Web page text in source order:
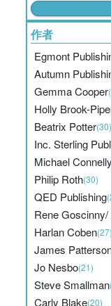
作者
Egmont
Autumn
Gemma Cooper
Holly Brook-
Beatrix Potter(30)
Inc. Sterling
Michael Connelly
Philip Roth(30)
QED Publishing
Rene
Harlan Coben(27)
James
Jo Nesbo(21)
Steve Smallman
Carly Blake(20)